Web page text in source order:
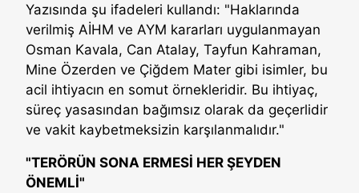
Yazısında şu ifadeleri kullandı: "Haklarında
verilmiş AİHM ve AYM kararları uygulanmayan
Osman Kavala, Can Atalay, Tayfun Kahraman,
Mine Özerden ve Çiğdem Mater gibi isimler, bu
acil ihtiyacın en somut örnekleridir. Bu ihtiyaç,
süreç yasasından bağımsız olarak da geçerlidir
ve vakit kaybetmeksizin karşılanmalıdır."
"TERÖRÜN SONA ERMESİ HER ŞEYDEN
ÖNEMLİ"